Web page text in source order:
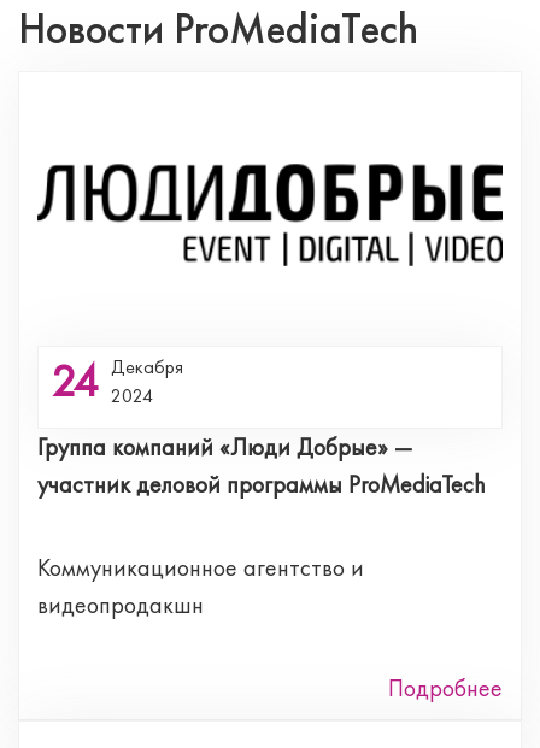
Новости ProMediaTech
24 Декабря
2024
Группа компаний «Люди Добрые» —
участник деловой программы ProMediaTech
Коммуникационное агентство и
видеопродакшн
Подробнее